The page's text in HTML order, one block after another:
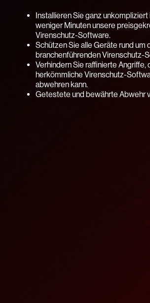
Installieren Sie ganz unkompliziert
weniger Minuten unsere
Virenschutz-Software.
Schützen Sie alle Geräte rund um
branchenführenden Virenschutz-
Verhindern Sie raffinierte Angriffe,
herkömmliche Virenschutz-
abwehren kann.
Getestete und bewährte Abwehr